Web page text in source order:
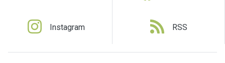
Instagram RSS